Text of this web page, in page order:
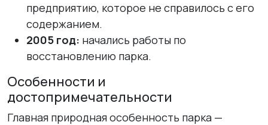
предприятию, которое не справилось с его
содержанием.
2005 год: начались работы по
восстановлению парка.
Особенности и
достопримечательности
Главная природная особенность парка —